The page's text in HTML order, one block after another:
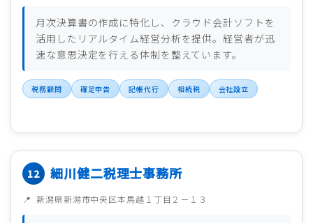
月次決算書の作成に特化し、クラウド会計ソフトを
活用したリアルタイム経営分析を提供。経営者が迅
速な意思決定を行える体制を整えています。
税務顧問 確定申告 記帳代行 相続税 会社設立
細川健二税理士事務所
新潟県新潟市中央区本馬越１丁目２－１３